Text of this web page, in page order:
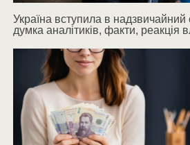
Україна вступила в надзвичайний
думка аналітиків, факти, реакція